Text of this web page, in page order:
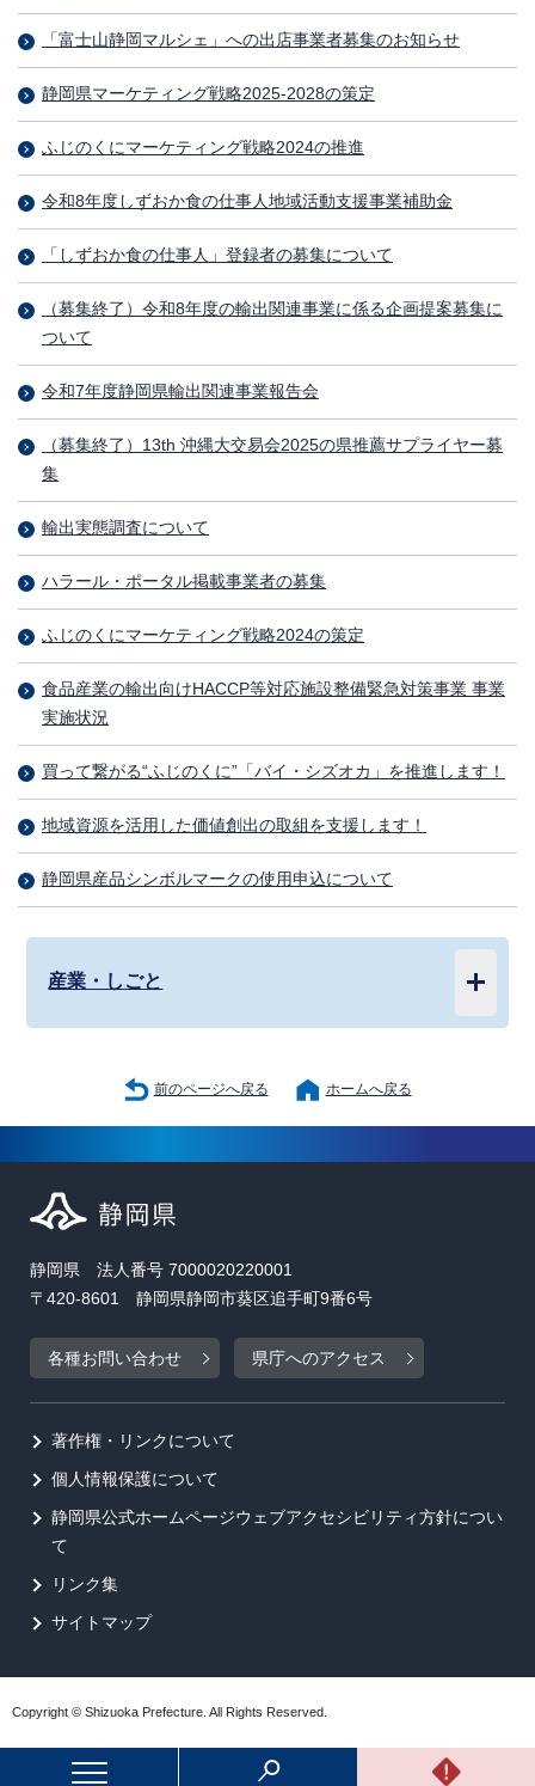
「富士山静岡マルシェ」への出店事業者募集のお知らせ
静岡県マーケティング戦略2025-2028の策定
ふじのくにマーケティング戦略2024の推進
令和8年度しずおか食の仕事人地域活動支援事業補助金
「しずおか食の仕事人」登録者の募集について
（募集終了）令和8年度の輸出関連事業に係る企画提案募集に
ついて
令和7年度静岡県輸出関連事業報告会
（募集終了）13th 沖縄大交易会2025の県推薦サプライヤー募
集
輸出実態調査について
ハラール・ポータル掲載事業者の募集
ふじのくにマーケティング戦略2024の策定
食品産業の輸出向けHACCP等対応施設整備緊急対策事業 事業
実施状況
買って繋がる“ふじのくに”「バイ・シズオカ」を推進します！
地域資源を活用した価値創出の取組を支援します！
静岡県産品シンボルマークの使用申込について
産業・しごと
前のページへ戻る ホームへ戻る
静岡県 法人番号 7000020220001
〒420-8601 静岡県静岡市葵区追手町9番6号
各種お問い合わせ 県庁へのアクセス
著作権・リンクについて
個人情報保護について
静岡県公式ホームページウェブアクセシビリティ方針につい
て
リンク集
サイトマップ
Copyright © Shizuoka Prefecture. All Rights Reserved.